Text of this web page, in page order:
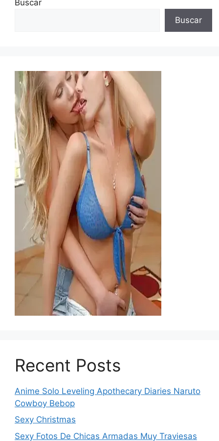
Buscar
Buscar
Recent Posts
Anime Solo Leveling Apothecary Diaries Naruto
Cowboy Bebop
Sexy Christmas
Sexy Fotos De Chicas Armadas Muy Traviesas